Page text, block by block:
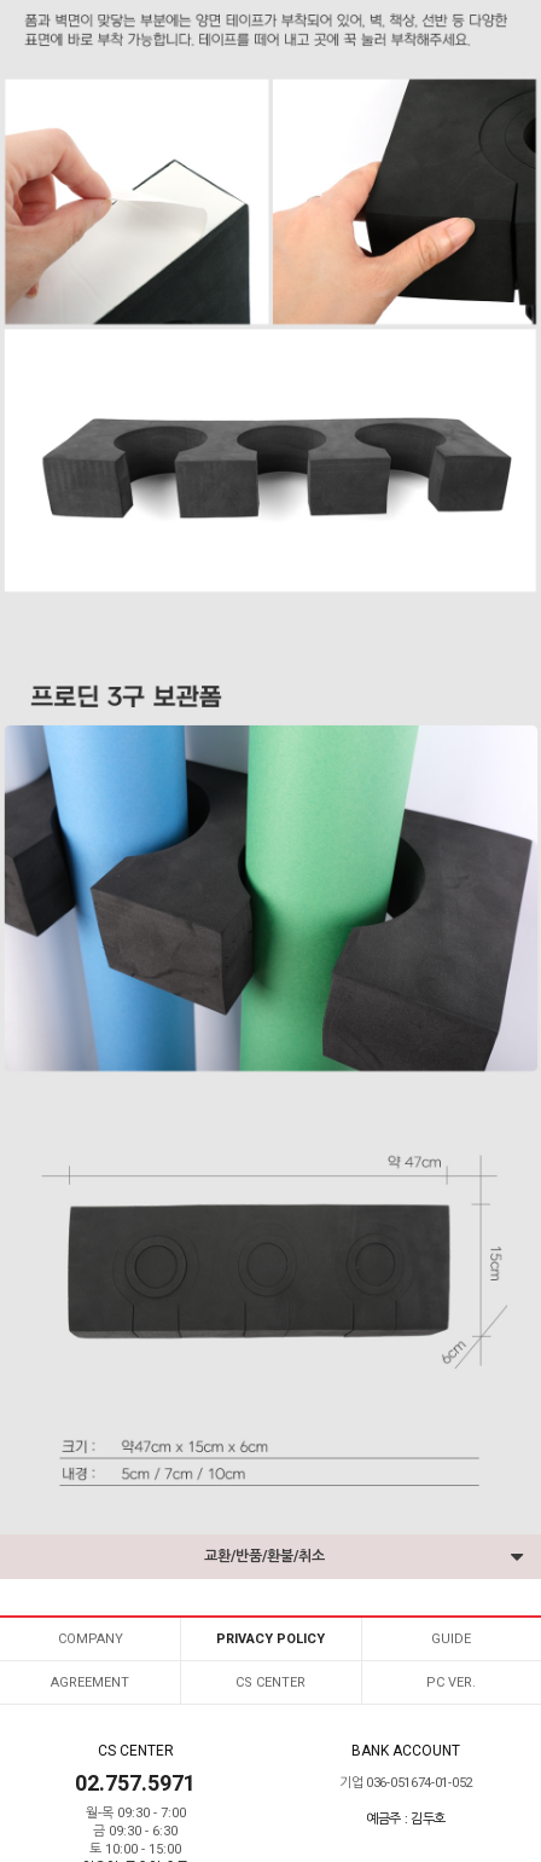
교환/반품/환불/취소
COMPANY PRIVACY POLICY GUIDE
AGREEMENT CS CENTER PC VER.
CS CENTER
02.757.5971
월-목 09:30 - 7:00
금 09:30 - 6:30
토 10:00 - 15:00
BANK ACCOUNT
기업 036-051674-01-052
예금주 : 김두호